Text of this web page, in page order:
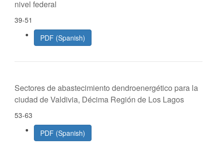
nivel federal
39-51
PDF (Spanish)
Sectores de abastecimiento dendroenergético para la
ciudad de Valdivia, Décima Región de Los Lagos
53-63
PDF (Spanish)